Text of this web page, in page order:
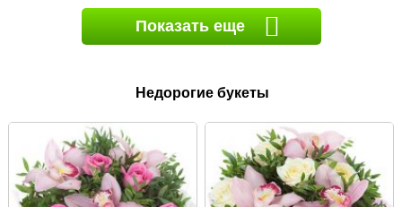
Показать еще
Недорогие букеты